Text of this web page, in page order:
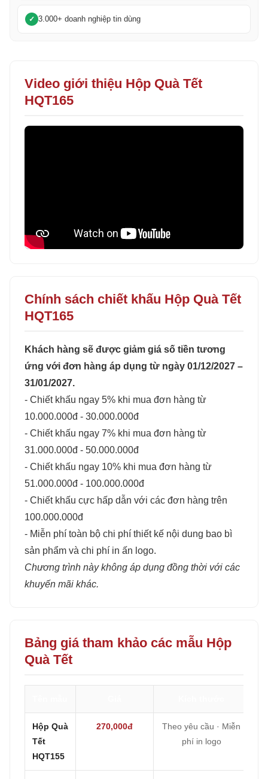
3.000+ doanh nghiệp tin dùng
Video giới thiệu Hộp Quà Tết
HQT165
Chính sách chiết khấu Hộp Quà Tết
HQT165
Khách hàng sẽ được giảm giá số tiền tương
ứng với đơn hàng áp dụng từ ngày 01/12/2027 –
31/01/2027.
- Chiết khấu ngay 5% khi mua đơn hàng từ
10.000.000đ - 30.000.000đ
- Chiết khấu ngay 7% khi mua đơn hàng từ
31.000.000đ - 50.000.000đ
- Chiết khấu ngay 10% khi mua đơn hàng từ
51.000.000đ - 100.000.000đ
- Chiết khấu cực hấp dẫn với các đơn hàng trên
100.000.000đ
- Miễn phí toàn bộ chi phí thiết kế nội dung bao bì
sản phẩm và chi phí in ấn logo.
Chương trình này không áp dụng đồng thời với các
khuyến mãi khác.
Bảng giá tham khảo các mẫu Hộp
Quà Tết
Hộp Quà
Tết
HQT155
270,000đ
Theo yêu cầu · Miễn
phí in logo